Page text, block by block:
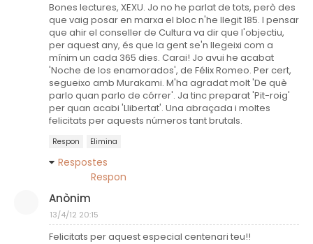
Bones lectures, XEXU. Jo no he parlat de tots, però des
que vaig posar en marxa el bloc n'he llegit 185. I pensar
que ahir el conseller de Cultura va dir que l'objectiu,
per aquest any, és que la gent se'n llegeixi com a
mínim un cada 365 dies. Carai! Jo avui he acabat
'Noche de los enamorados', de Félix Romeo. Per cert,
segueixo amb Murakami. M'ha agradat molt 'De què
parlo quan parlo de córrer'. Ja tinc preparat 'Pit-roig'
per quan acabi 'Llibertat'. Una abraçada i moltes
felicitats per aquests números tant brutals.
Respon Elimina
Respostes
Respon
Anònim
13/4/12 20:15
Felicitats per aquest especial centenari teu!!